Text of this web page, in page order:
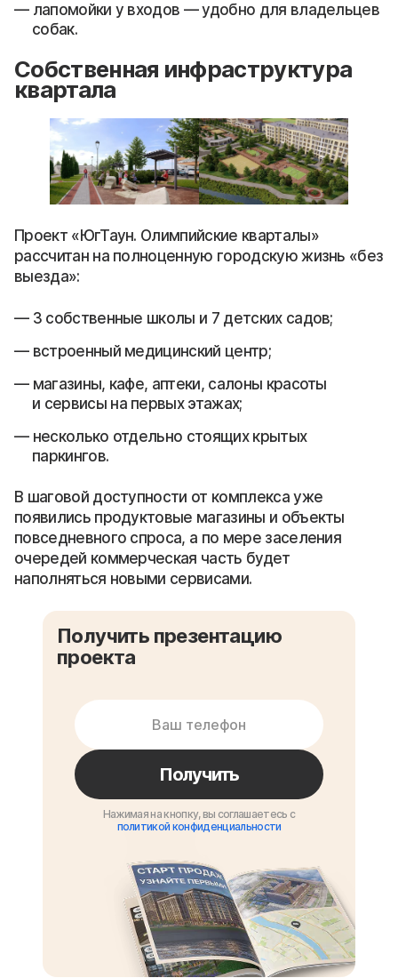
лапомойки у входов — удобно для владельцев
собак.
Собственная инфраструктура
квартала
Проект «ЮгТаун. Олимпийские кварталы»
рассчитан на полноценную городскую жизнь «без
выезда»:
3 собственные школы и 7 детских садов;
встроенный медицинский центр;
магазины, кафе, аптеки, салоны красоты
и сервисы на первых этажах;
несколько отдельно стоящих крытых
паркингов.
В шаговой доступности от комплекса уже
появились продуктовые магазины и объекты
повседневного спроса, а по мере заселения
очередей коммерческая часть будет
наполняться новыми сервисами.
Получить презентацию
проекта
Получить
Нажимая на кнопку, вы соглашаетесь с
политикой конфиденциальности